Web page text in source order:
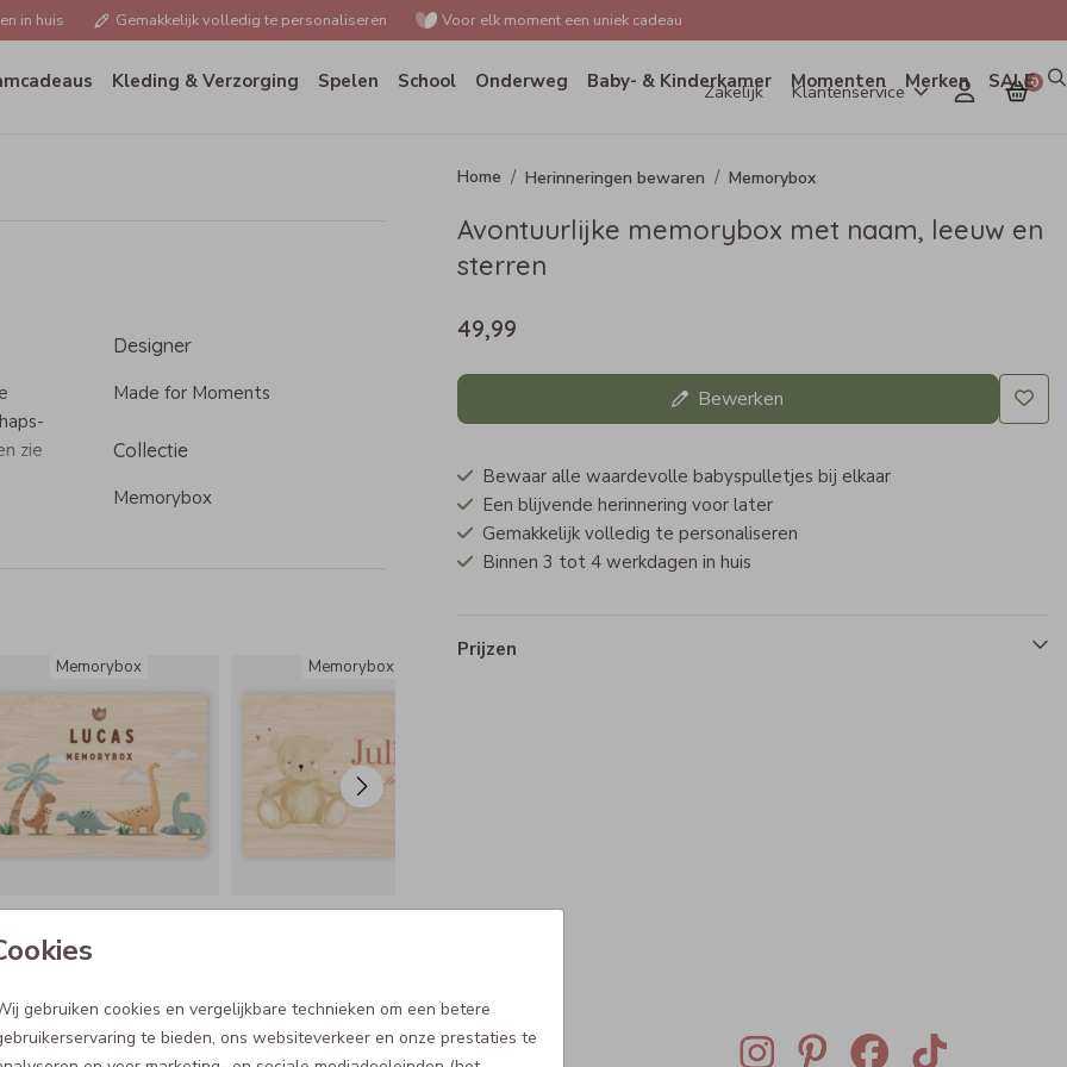
in huis Gemakkelijk volledig te personaliseren Voor elk moment een uniek cadeau
Zakelijk Klantenservice 0
Kleding & Verzorging Spelen School Onderweg Baby- & Kinderkamer Momenten Merken SALE
gebruiken cookies en vergelijkbare technieken om een betere
te bieden, ons websiteverkeer en onze prestaties te
zie
Designer
Made for Moments
Collectie
Memorybox
Memorybox Memorybox
Herinneringen bewaren Memorybox
Avontuurlijke memorybox met naam, leeuw en
sterren
49,99
Bewerken
Bewaar alle waardevolle babyspulletjes bij elkaar
Een blijvende herinnering voor later
Gemakkelijk volledig te personaliseren
Binnen 3 tot 4 werkdagen in huis
Prijzen